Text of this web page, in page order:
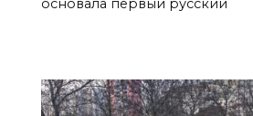
основала первый русский